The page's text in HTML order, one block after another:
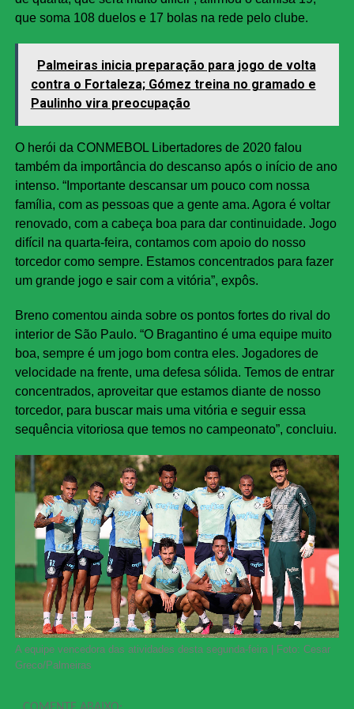
que soma 108 duelos e 17 bolas na rede pelo clube.
Palmeiras inicia preparação para jogo de volta
contra o Fortaleza; Gómez treina no gramado e
Paulinho vira preocupação
O herói da CONMEBOL Libertadores de 2020 falou
também da importância do descanso após o início de ano
intenso. “Importante descansar um pouco com nossa
família, com as pessoas que a gente ama. Agora é voltar
renovado, com a cabeça boa para dar continuidade. Jogo
difícil na quarta-feira, contamos com apoio do nosso
torcedor como sempre. Estamos concentrados para fazer
um grande jogo e sair com a vitória”, expôs.
Breno comentou ainda sobre os pontos fortes do rival do
interior de São Paulo. “O Bragantino é uma equipe muito
boa, sempre é um jogo bom contra eles. Jogadores de
velocidade na frente, uma defesa sólida. Temos de entrar
concentrados, aproveitar que estamos diante de nosso
torcedor, para buscar mais uma vitória e seguir essa
sequência vitoriosa que temos no campeonato”, concluiu.
A equipe vencedora das atividades desta segunda-feira | Foto: Cesar
Greco/Palmeiras